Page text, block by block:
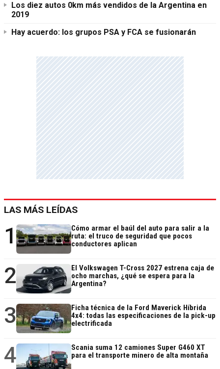
Los diez autos 0km más vendidos de la Argentina en
2019
Hay acuerdo: los grupos PSA y FCA se fusionarán
LAS MÁS LEÍDAS
1
Cómo armar el baúl del auto para salir a la
ruta: el truco de seguridad que pocos
conductores aplican
2
El Volkswagen T-Cross 2027 estrena caja de
ocho marchas, ¿qué se espera para la
Argentina?
3
Ficha técnica de la Ford Maverick Híbrida
4x4: todas las especificaciones de la pick-up
electrificada
4
Scania suma 12 camiones Super G460 XT
para el transporte minero de alta montaña